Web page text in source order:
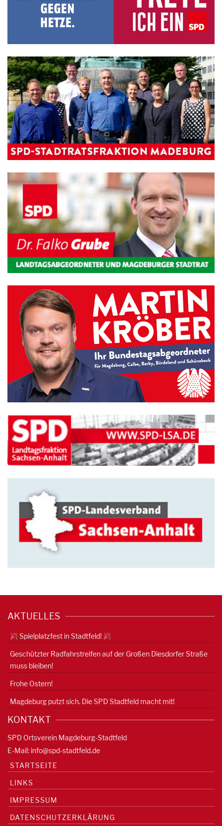
AKTUELLES
Spielplatzfest in Stadtfeld!
Geschützter Radfahrstreifen auf der Großen Diesdorfer Straße
muss bleiben!
Frohe Ostern!
Magdeburg putzt sich. Die SPD Stadtfeld macht mit!
KONTAKT
SPD Ortsverein Magdeburg-Stadtfeld
E-Mail: info@spd-stadtfeld.de
STARTSEITE
LINKS
IMPRESSUM
DATENSCHUTZERKLÄRUNG